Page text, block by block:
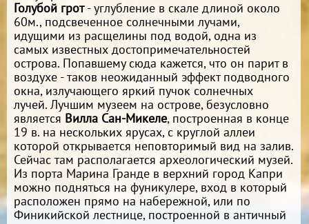
Голубой грот- углубление в скале длиной около
60м., подсвеченное солнечными лучами,
идущими из расщелины под водой, одна из
самых известных достопримечательностей
острова. Попавшему сюда кажется, что он парит в
воздухе - таков неожиданный эффект подводного
окна, излучающего яркий пучок солнечных
лучей. Лучшим музеем на острове, безусловно
является Вилла Сан-Микеле, построенная в конце
19 в. на нескольких ярусах, с круглой аллеи
которой открывается неповторимый вид на залив.
Сейчас там располагается археологический музей.
Из порта Марина Гранде в верхний город Капри
можно подняться на фуникулере, вход в который
расположен прямо на набережной, или по
Финикийской лестнице, построенной в античный